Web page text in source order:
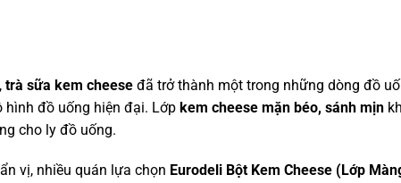
trà sữa kem cheeseđã trở thành một trong những dòng đồ
hình đồ uống hiện đại. Lớp kem cheese mặn béo, sánh mịn
cho ly đồ uống.
vị, nhiều quán lựa chọn Eurodeli Bột Kem Cheese (Lớp